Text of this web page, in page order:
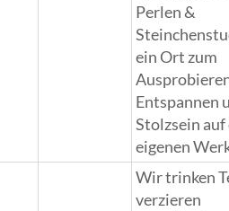
Perlen &
ein Ort zum
Entspannen
Stolzsein auf
eigenen
Wir trinken
verzieren